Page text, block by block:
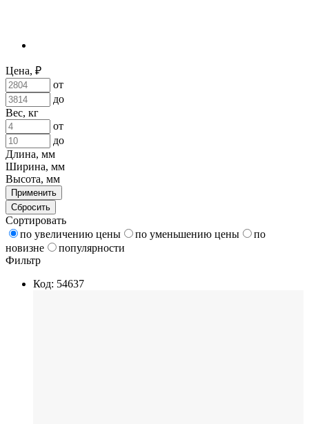
Цена, ₽
от
до
Вес, кг
от
до
Длина, мм
Ширина, мм
Высота, мм
Применить
Сбросить
Сортировать
по увеличению цены
по уменьшению цены
по
новизне
популярности
Фильтр
Код: 54637